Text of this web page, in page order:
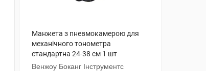
Манжета з пневмокамерою для
механічного тонометра
стандартна 24-38 см 1 шт
Венжоу Боканг Інструментс